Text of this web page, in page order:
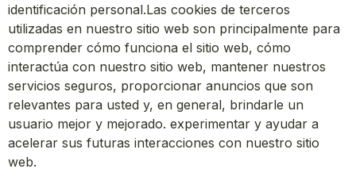
identificación personal.Las cookies de terceros
utilizadas en nuestro sitio web son principalmente para
comprender cómo funciona el sitio web, cómo
interactúa con nuestro sitio web, mantener nuestros
servicios seguros, proporcionar anuncios que son
relevantes para usted y, en general, brindarle un
usuario mejor y mejorado. experimentar y ayudar a
acelerar sus futuras interacciones con nuestro sitio
web.